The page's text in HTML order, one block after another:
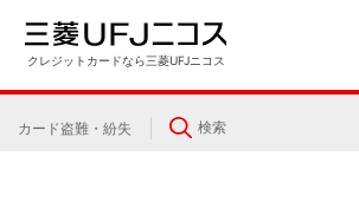
クレジットカードなら三菱UFJニコス
カード盗難・紛失 検索